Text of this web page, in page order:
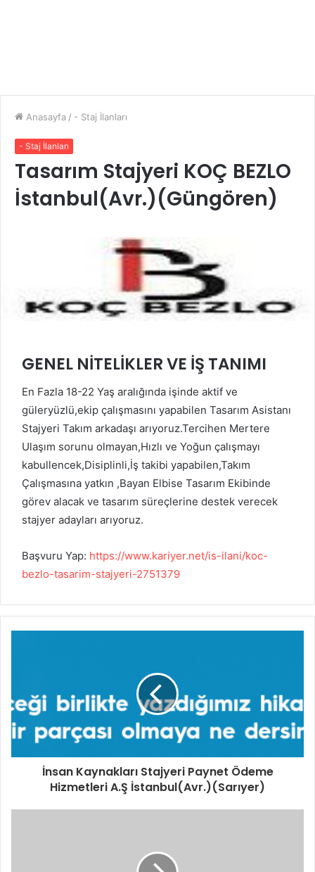
Anasayfa / - Staj İlanları
- Staj İlanları
Tasarım Stajyeri KOÇ BEZLO
İstanbul(Avr.)(Güngören)
GENEL NİTELİKLER VE İŞ TANIMI
En Fazla 18-22 Yaş aralığında işinde aktif ve
güleryüzlü,ekip çalışmasını yapabilen Tasarım Asistanı
Stajyeri Takım arkadaşı arıyoruz.Tercihen Mertere
Ulaşım sorunu olmayan,Hızlı ve Yoğun çalışmayı
kabullencek,Disiplinli,İş takibi yapabilen,Takım
Çalışmasına yatkın ,Bayan Elbise Tasarım Ekibinde
görev alacak ve tasarım süreçlerine destek verecek
stajyer adayları arıyoruz.
Başvuru Yap: https://www.kariyer.net/is-ilani/koc-
bezlo-tasarim-stajyeri-2751379
İnsan Kaynakları Stajyeri Paynet Ödeme
Hizmetleri A.Ş İstanbul(Avr.)(Sarıyer)